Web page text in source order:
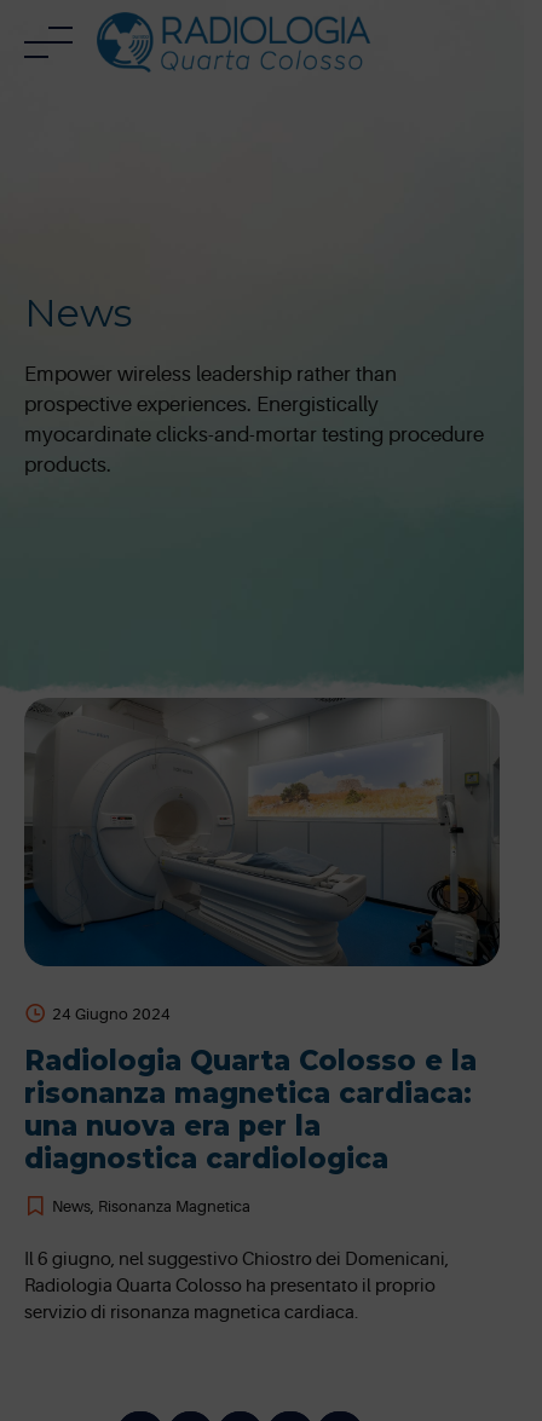
content
News
Empower wireless leadership rather than
prospective experiences. Energistically
myocardinate clicks-and-mortar testing procedure
products.
24 Giugno 2024
Radiologia Quarta Colosso e la
risonanza magnetica cardiaca:
una nuova era per la
diagnostica cardiologica
News, Risonanza Magnetica
Il 6 giugno, nel suggestivo Chiostro dei Domenicani,
Radiologia Quarta Colosso ha presentato il proprio
servizio di risonanza magnetica cardiaca.